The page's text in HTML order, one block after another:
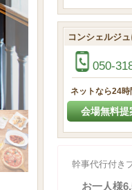
コンシェルジ
050-
ネットなら24時
会場無料提
幹事代行付き
お一人様